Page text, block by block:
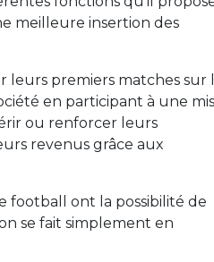
meilleure insertion des
leurs premiers matches sur
en participant à une
ou renforcer leurs
revenus grâce aux
football ont la possibilité de
se fait simplement en